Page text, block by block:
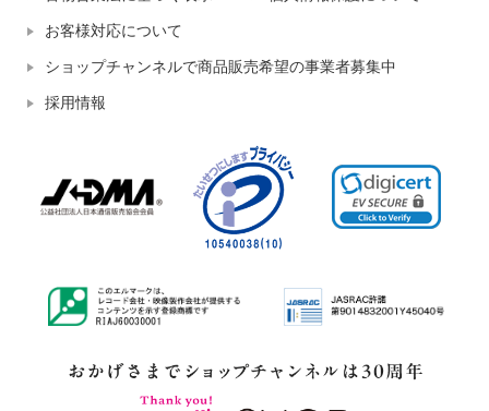
お客様対応について
ショップチャンネルで商品販売希望の事業者募集中
採用情報